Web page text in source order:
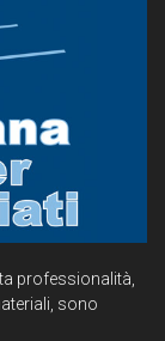
professionalità,
sono